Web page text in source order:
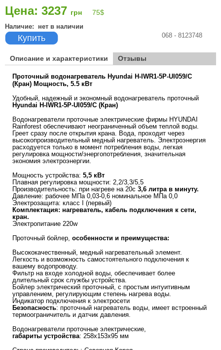
Цена: 3237 грн 75$
Наличие: нет в наличии
Купить 068 - 8123748
Описание и характеристики Отзывы
Проточный водонагреватель Hyundai H-IWR1-5P-UI059/C
(Кран) Мощность, 5.5 кВт
Удобный, надежный и экономный водонагреватель проточный
Hyundai H-IWR1-5P-UI059/C (Кран)
Водонагреватели проточные электрические фирмы HYUNDAI
Rainforest обеспечивают неограниченный объем теплой воды.
Греет сразу после открытия крана. Вода, проходит через
высокопроизводительный медный нагреватель. Электроэнергия
расходуется только в момент потребления воды, легкая
регулировка мощности/энергопотребления, значительная
экономия электроэнергии.
Мощность устройства: 5,5 кВт
Плавная регулировка мощности: 2,2/3,3/5,5
Производительность: при нагреве на 20с 3,6 литра в минуту.
Давление: рабочее МПа 0,03-0,6 номинальное МПа 0,0
Электрозащита: класс I (первый)
Комплектация: нагреватель, кабель подключения к сети,
кран.
Электропитание 220w
Проточный бойлер, особенности и преимущества:
Высококачественный, медный нагревательный элемент.
Легкость и возможность самостоятельного подключения к
вашему водопроводу.
Фильтр на входе холодной воды, обеспечивает более
длительный срок службы устройства.
Бойлер электрический проточный, с простым интуитивным
управлением, регулирующим степень нагрева воды.
Индикатор подключения к электросети
Безопасность: проточный нагреватель воды, имеет встроенный
термоограничитель и датчик давления.
Водонагреватели проточные электрические,
габариты устройства: 258x153x95 мм